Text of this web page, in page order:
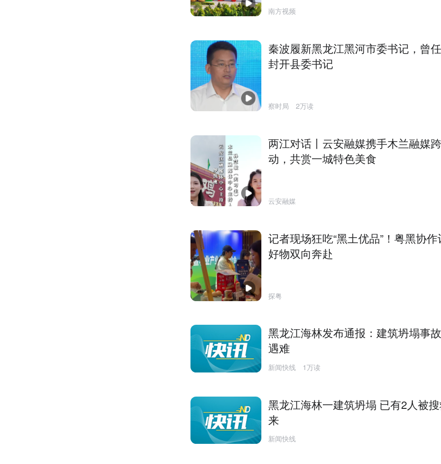
南方视频
秦波履新黑龙江黑河市委书记，曾
封开县委书记
察时局 2万读
两江对话丨云安融媒携手木兰融媒
动，共赏一城特色美食
云安融媒
记者现场狂吃“黑土优品”！粤黑协
好物双向奔赴
探粤
黑龙江海林发布通报：建筑坍塌事
遇难
新闻快线 1万读
黑龙江海林一建筑坍塌 已有2人被
来
新闻快线